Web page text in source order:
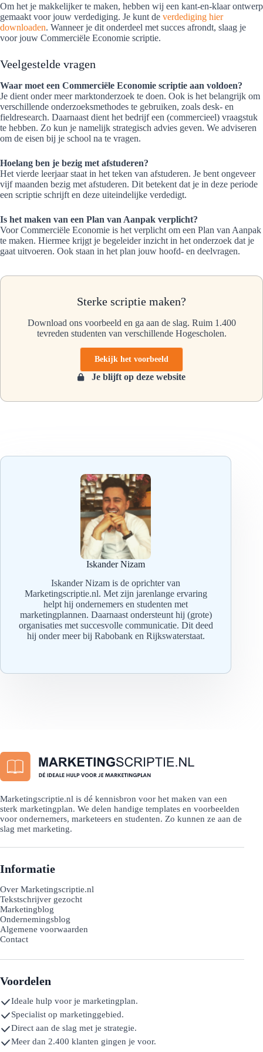
Om het je makkelijker te maken, hebben wij een kant-en-klaar ontwerp
gemaakt voor jouw verdediging. Je kunt de verdediging hier
downloaden. Wanneer je dit onderdeel met succes afrondt, slaag je
voor jouw Commerciële Economie scriptie.
Veelgestelde vragen
Waar moet een Commerciële Economie scriptie aan voldoen?
Je dient onder meer marktonderzoek te doen. Ook is het belangrijk om
verschillende onderzoeksmethodes te gebruiken, zoals desk- en
fieldresearch. Daarnaast dient het bedrijf een (commercieel) vraagstuk
te hebben. Zo kun je namelijk strategisch advies geven. We adviseren
om de eisen bij je school na te vragen.
Hoelang ben je bezig met afstuderen?
Het vierde leerjaar staat in het teken van afstuderen. Je bent ongeveer
vijf maanden bezig met afstuderen. Dit betekent dat je in deze periode
een scriptie schrijft en deze uiteindelijke verdedigt.
Is het maken van een Plan van Aanpak verplicht?
Voor Commerciële Economie is het verplicht om een Plan van Aanpak
te maken. Hiermee krijgt je begeleider inzicht in het onderzoek dat je
gaat uitvoeren. Ook staan in het plan jouw hoofd- en deelvragen.
Sterke scriptie maken?
Download ons voorbeeld en ga aan de slag. Ruim 1.400
tevreden studenten van verschillende Hogescholen.
Bekijk het voorbeeld
Je blijft op deze website
Iskander Nizam
Iskander Nizam is de oprichter van
Marketingscriptie.nl. Met zijn jarenlange ervaring
helpt hij ondernemers en studenten met
marketingplannen. Daarnaast ondersteunt hij (grote)
organisaties met succesvolle communicatie. Dit deed
hij onder meer bij Rabobank en Rijkswaterstaat.
Marketingscriptie.nl is dé kennisbron voor het maken van een
sterk marketingplan. We delen handige templates en voorbeelden
voor ondernemers, marketeers en studenten. Zo kunnen ze aan de
slag met marketing.
Informatie
Over Marketingscriptie.nl
Tekstschrijver gezocht
Marketingblog
Ondernemingsblog
Algemene voorwaarden
Contact
Voordelen
Ideale hulp voor je marketingplan.
Specialist op marketinggebied.
Direct aan de slag met je strategie.
Meer dan 2.400 klanten gingen je voor.